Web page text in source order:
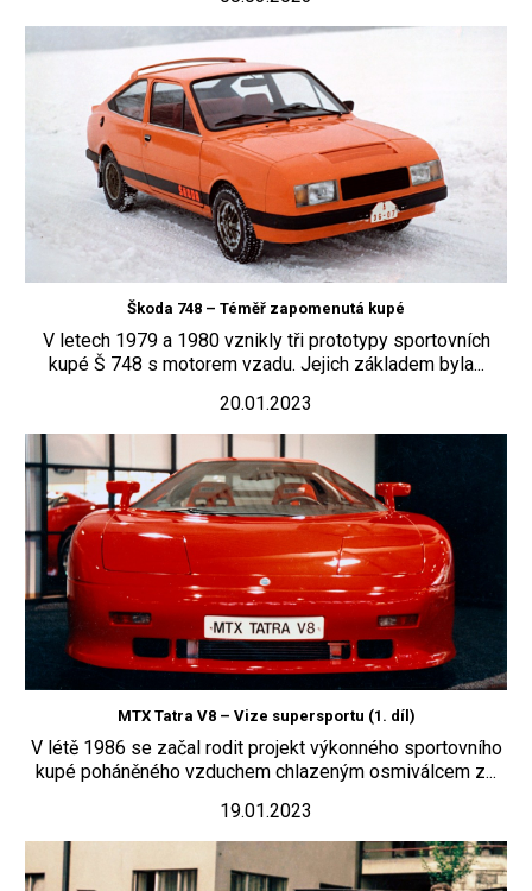
Škoda 748 – Téměř zapomenutá kupé
V letech 1979 a 1980 vznikly tři prototypy sportovních
kupé Š 748 s motorem vzadu. Jejich základem byla...
20.01.2023
MTX Tatra V8 – Vize supersportu (1. díl)
V létě 1986 se začal rodit projekt výkonného sportovního
kupé poháněného vzduchem chlazeným osmiválcem z...
19.01.2023